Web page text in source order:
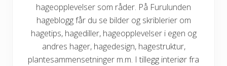
hageopplevelser som råder. På Furulunden
hageblogg får du se bilder og skriblerier om
hagetips, hagediller, hageopplevelser i egen og
andres hager, hagedesign, hagestruktur,
plantesammensetninger m.m. I tillegg interiør fra